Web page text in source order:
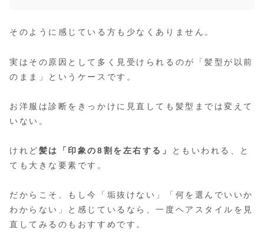
そのように感じている方も少なくありません。
実はその原因として多く見受けられるのが「髪型が以前
のまま」というケースです。
お洋服は診断をきっかけに見直しても髪型までは変えて
いない。
けれど髪は「印象の8割を左右する」
ともいわれる、と
ても大きな要素です。
だからこそ、もし今「垢抜けない」「何を選んでいいか
わからない」と感じているなら、一度ヘアスタイルを見
直してみるのもおすすめです。